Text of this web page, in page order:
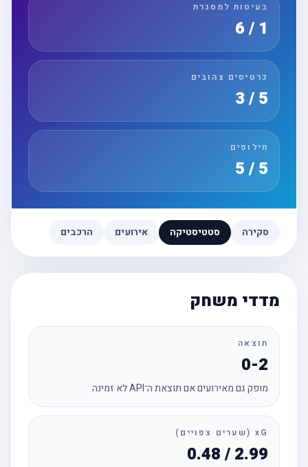
בעיטות למסגרת
כרטיסים צהובים
חילופים
סקירה סטטיסטיקה אירועים הרכבים
מדדי משחק
תוצאה
0-2
מופק גם מאירועים אם תוצאת ה־API לא זמינה
xG (שערים צפויים)
0.48 / 2.99